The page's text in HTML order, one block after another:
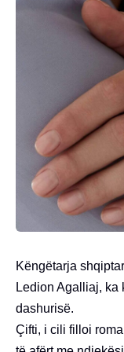
Këngëtarja
Ledion Agalliaj, ka
dashurisë.
Çifti, i cili filloi